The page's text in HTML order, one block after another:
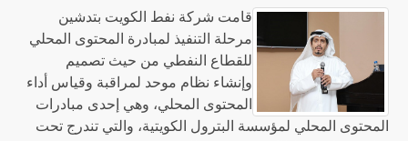
قامت شركة نفط الكويت بتدشين
مرحلة التنفيذ لمبادرة المحتوى المحلي
للقطاع النفطي من حيث تصميم
وإنشاء نظام موحد لمراقبة وقياس أداء
المحتوى المحلي، وهي إحدى مبادرات
المحتوى المحلي لمؤسسة البترول الكويتية، والتي تندرج تحت